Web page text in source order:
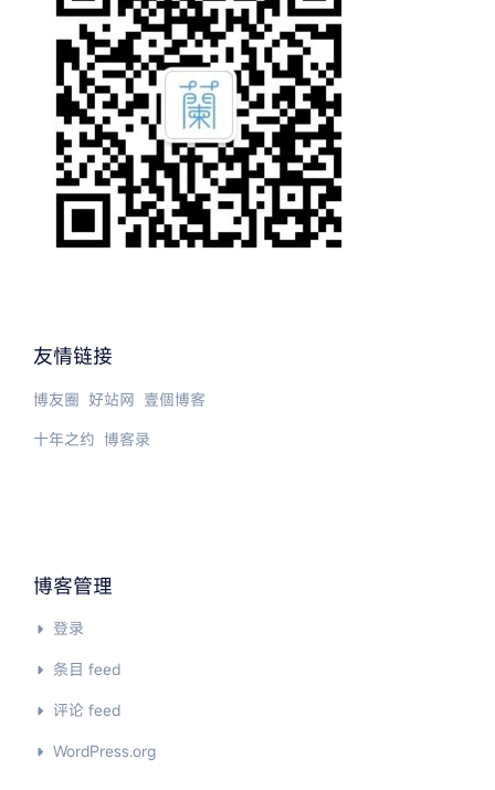
友情链接
博友圈 好站网 壹個博客
十年之约 博客录
博客管理
登录
条目 feed
评论 feed
WordPress.org